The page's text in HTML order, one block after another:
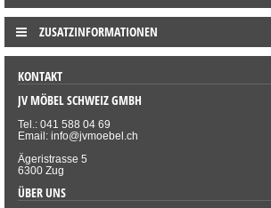
ZUSATZINFORMATIONEN
KONTAKT
JV MÖBEL SCHWEIZ GMBH
Tel.: 041 588 04 69
Email: info@jvmoebel.ch
Ägeristrasse 5
6300 Zug
ÜBER UNS